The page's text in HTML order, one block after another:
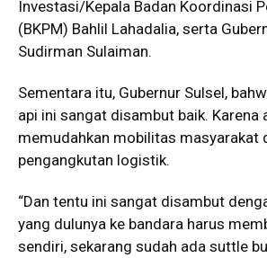
Investasi/Kepala Badan Koordinasi
(BKPM) Bahlil Lahadalia, serta
Sudirman Sulaiman.
Sementara itu, Gubernur Sulsel,
api ini sangat disambut baik. Karena
memudahkan mobilitas masyarakat
pengangkutan logistik.
“Dan tentu ini sangat disambut
yang dulunya ke bandara harus
sendiri, sekarang sudah ada suttle